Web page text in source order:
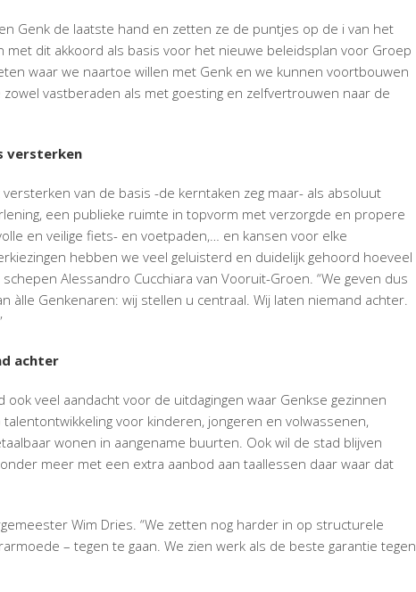
Genk de laatste hand en zetten ze de puntjes op de i van het
met dit akkoord als basis voor het nieuwe beleidsplan voor Groep
waar we naartoe willen met Genk en we kunnen voortbouwen
vastberaden als met goesting en zelfvertrouwen naar de
versterken
van de basis -de kerntaken zeg maar- als absoluut
een publieke ruimte in topvorm met verzorgde en propere
en veilige fiets- en voetpaden,… en kansen voor elke
hebben we veel geluisterd en duidelijk gehoord hoeveel
Alessandro Cucchiara van Vooruit-Groen. “We geven dus
àlle Genkenaren: wij stellen u centraal. Wij laten niemand achter.
achter
veel aandacht voor de uitdagingen waar Genkse gezinnen
voor kinderen, jongeren en volwassenen,
wonen in aangename buurten. Ook wil de stad blijven
meer met een extra aanbod aan taallessen daar waar dat
Wim Dries. “We zetten nog harder in op structurele
– tegen te gaan. We zien werk als de beste garantie tegen